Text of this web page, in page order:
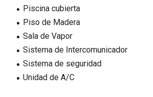
Piscina cubierta
Piso de Madera
Sala de Vapor
Sistema de Intercomunicador
Sistema de seguridad
Unidad de A/C